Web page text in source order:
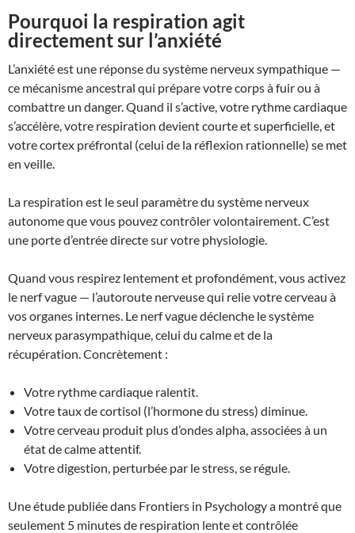
Pourquoi la respiration agit
directement sur l’anxiété
L’anxiété est une réponse du système nerveux sympathique —
ce mécanisme ancestral qui prépare votre corps à fuir ou à
combattre un danger. Quand il s’active, votre rythme cardiaque
s’accélère, votre respiration devient courte et superficielle, et
votre cortex préfrontal (celui de la réflexion rationnelle) se met
en veille.
La respiration est le seul paramètre du système nerveux
autonome que vous pouvez contrôler volontairement. C’est
une porte d’entrée directe sur votre physiologie.
Quand vous respirez lentement et profondément, vous activez
le nerf vague — l’autoroute nerveuse qui relie votre cerveau à
vos organes internes. Le nerf vague déclenche le système
nerveux parasympathique, celui du calme et de la
récupération. Concrètement :
Votre rythme cardiaque ralentit.
Votre taux de cortisol (l’hormone du stress) diminue.
Votre cerveau produit plus d’ondes alpha, associées à un
état de calme attentif.
Votre digestion, perturbée par le stress, se régule.
Une étude publiée dans Frontiers in Psychology a montré que
seulement 5 minutes de respiration lente et contrôlée